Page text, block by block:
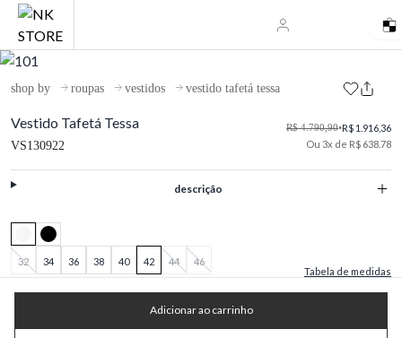
shop by roupas vestidos vestido tafetá tessa
Vestido Tafetá Tessa
VS130922
R$ 4.790,90•R$ 1.916,36
Ou 3x de R$ 638.78
descrição
32 34 36 38 40 42 44
46
Tabela de medidas
Adicionar ao carrinho